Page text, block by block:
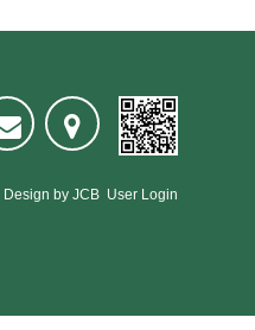
常節能指標 ３.水資源指標
量指標 3.基地保水指標 4.日常
Design by JCB User Login